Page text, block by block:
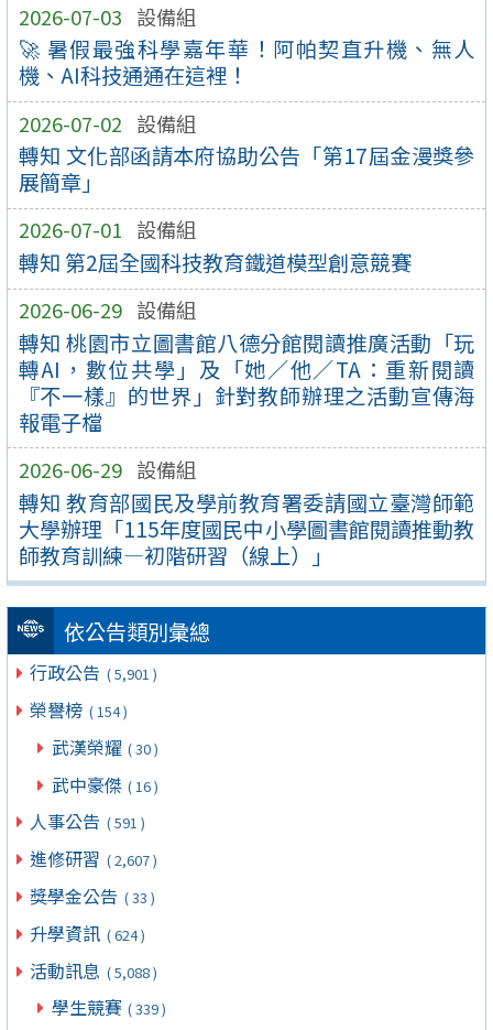
2026-07-03 設備組
🚀 暑假最強科學嘉年華！阿帕契直升機、無人
機、AI科技通通在這裡！
2026-07-02 設備組
轉知 文化部函請本府協助公告「第17屆金漫獎參
展簡章」
2026-07-01 設備組
轉知 第2屆全國科技教育鐵道模型創意競賽
2026-06-29 設備組
轉知 桃園市立圖書館八德分館閱讀推廣活動「玩
轉AI，數位共學」及「她／他／TA：重新閱讀
『不一樣』的世界」針對教師辦理之活動宣傳海
報電子檔
2026-06-29 設備組
轉知 教育部國民及學前教育署委請國立臺灣師範
大學辦理「115年度國民中小學圖書館閱讀推動教
師教育訓練—初階研習（線上）」
依公告類別彙總
行政公告 ( 5,901 )
榮譽榜 ( 154 )
武漢榮耀 ( 30 )
武中豪傑 ( 16 )
人事公告 ( 591 )
進修研習 ( 2,607 )
獎學金公告 ( 33 )
升學資訊 ( 624 )
活動訊息 ( 5,088 )
學生競賽 ( 339 )